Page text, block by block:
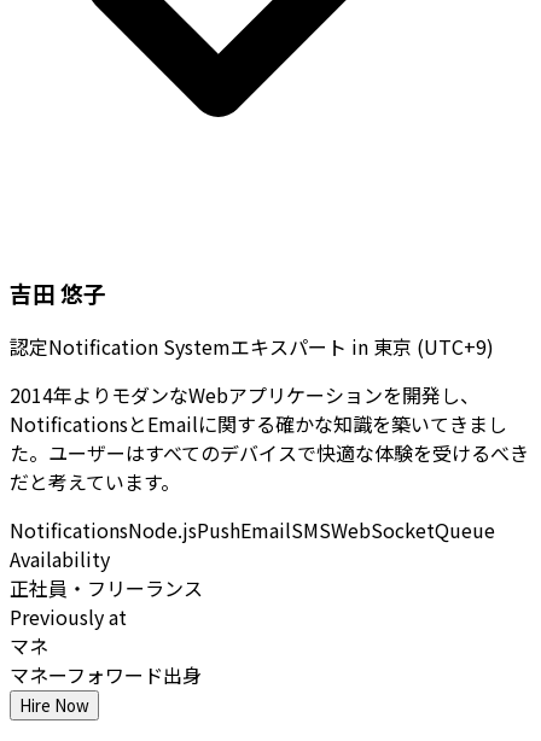
吉田 悠子
認定Notification Systemエキスパート in 東京 (UTC+9)
2014年よりモダンなWebアプリケーションを開発し、
NotificationsとEmailに関する確かな知識を築いてきまし
た。ユーザーはすべてのデバイスで快適な体験を受けるべき
だと考えています。
NotificationsNode.jsPushEmailSMSWebSocketQueue
Availability
正社員・フリーランス
Previously at
マネ
マネーフォワード出身
Hire Now